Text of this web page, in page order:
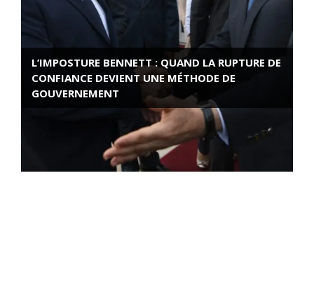
L’IMPOSTURE BENNETT : QUAND LA RUPTURE DE
CONFIANCE DEVIENT UNE MÉTHODE DE
GOUVERNEMENT
ROSE VALLAND, HEROÏNE DE LA RESISTANCE